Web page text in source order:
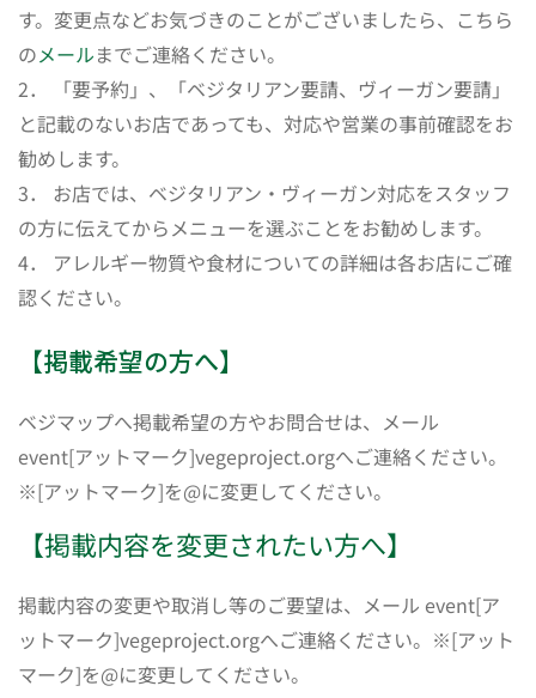
す。変更点などお気づきのことがございましたら、こちら
のメールまでご連絡ください。
2． 「要予約」、「ベジタリアン要請、ヴィーガン要請」
と記載のないお店であっても、対応や営業の事前確認をお
勧めします。
3． お店では、ベジタリアン・ヴィーガン対応をスタッフ
の方に伝えてからメニューを選ぶことをお勧めします。
4． アレルギー物質や食材についての詳細は各お店にご確
認ください。
【掲載希望の方へ】
ベジマップへ掲載希望の方やお問合せは、メール
event[アットマーク]vegeproject.orgへご連絡ください。
※[アットマーク]を@に変更してください。
【掲載内容を変更されたい方へ】
掲載内容の変更や取消し等のご要望は、メール event[ア
ットマーク]vegeproject.orgへご連絡ください。※[アット
マーク]を@に変更してください。